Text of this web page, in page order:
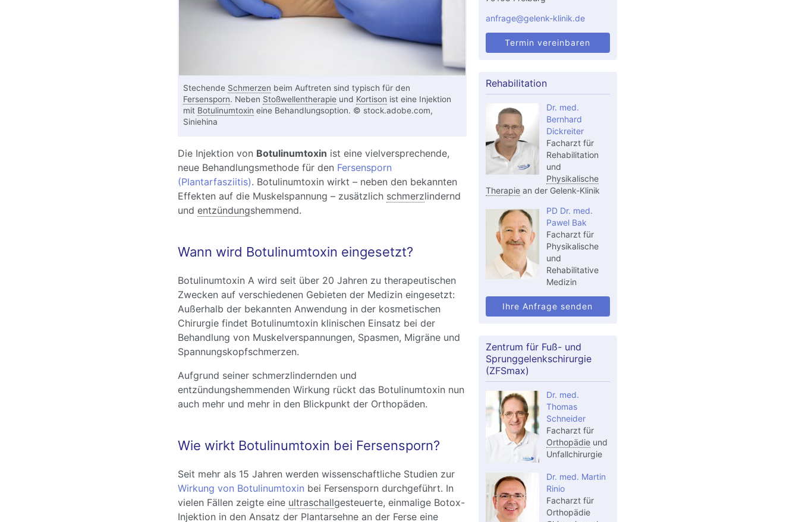
Stechende Schmerzen beim Auftreten sind typisch für den
Fersensporn. Neben Stoßwellentherapieund Kortison ist eine Injektion
mit Botulinumtoxin eine Behandlungsoption. © stock.adobe.com,
Siniehina
Die Injektion von Botulinumtoxin ist eine vielversprechende,
neue Behandlungsmethode für den Fersensporn
(Plantarfasziitis). Botulinumtoxin wirkt – neben den bekannten
Effekten auf die Muskelspannung – zusätzlich schmerzlindernd
und entzündungshemmend.
Wann wird Botulinumtoxin eingesetzt?
Botulinumtoxin A wird seit über 20 Jahren zu therapeutischen
Zwecken auf verschiedenen Gebieten der Medizin eingesetzt:
Außerhalb der bekannten Anwendung in der kosmetischen
Chirurgie findet Botulinumtoxin klinischen Einsatz bei der
Behandlung von Muskelverspannungen, Spasmen, Migräne und
Spannungskopfschmerzen.
Aufgrund seiner schmerzlindernden und
entzündungshemmenden Wirkung rückt das Botulinumtoxin nun
auch mehr und mehr in den Blickpunkt der Orthopäden.
Wie wirkt Botulinumtoxin bei Fersensporn?
Seit mehr als 15 Jahren werden wissenschaftliche Studien zur
Wirkung von Botulinumtoxin bei Fersensporn durchgeführt. In
vielen Fällen zeigte eine ultraschallgesteuerte, einmalige Botox-
Injektion in den Ansatz der Plantarsehnean der Ferse eine
anfrage@gelenk-klinik.de
Termin vereinbaren
Rehabilitation
Dr. med.
Bernhard
Dickreiter
Facharzt für
Rehabilitation
und
Physikalische
Therapiean der Gelenk-Klinik
PD Dr. med.
Pawel Bak
Facharzt für
Physikalische
und
Rehabilitative
Medizin
Ihre Anfrage senden
Zentrum für Fuß- und
Sprunggelenkschirurgie
(ZFSmax)
Dr. med.
Thomas
Schneider
Facharzt für
Orthopädieund
Unfallchirurgie
Dr. med. Martin
Rinio
Facharzt für
Orthopädie